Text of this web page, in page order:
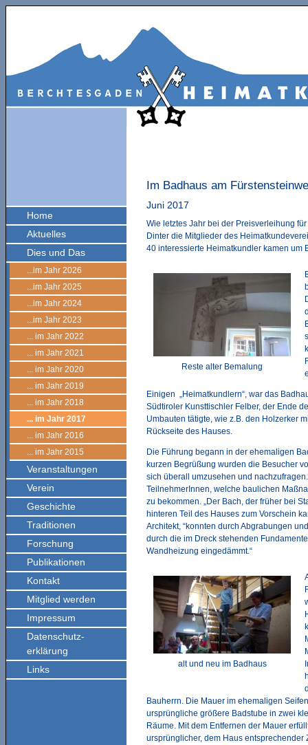
Home
Aktuelles
Dies und Das
...im Jahr 2026
...im Jahr 2025
...im Jahr 2024
...im Jahr 2023
... im Jahr 2022
... im Jahr 2021
... im Jahr 2020
... im Jahr 2019
... im Jahr 2018
... im Jahr 2017
... im Jahr 2016
... im Jahr 2015
Veranstaltungen
Verein
Geschichte
Traditionen
Forschung
Publikationen
Kontakt
Mitglied werden
Impressum
Datenschutz-
erklärung
Links
Im Badhaus am
Juni 2017
Wie letztes Jahr bei der Preisverleihung
Dinter die Mitglieder des
40 interessierte Heimatkundler kamen
Reste alter Bemalung
Einigen „Heimatkundlern“, war das
Südtiroler Kunsttischler Felber, der Ende
Umbauten tätigte, wie z.B. den Holzerker
Rückseite des Hauses.
Die Führung begann in der ehemaligen
kurzen Begrüßung wurden die Besucher
sich überall umzusehen und
TeilnehmerInnen, welche baulichen
zu bekommen. „Der Bach, der früher bei
hinteren Teil des Hauses zum Vorschein
Architekt, “konnten durch Abgrabungen
durch die im Dreck stehenden
Wandheizung eingedämmt.“
alt und neu im Badhaus
Bauherrn. Die Mauer im ehemaligen
ursprüngliche größere Badstube in zwei
Räume. Mit dem Entfernen der Mauer
ursprünglicher, dem Haus